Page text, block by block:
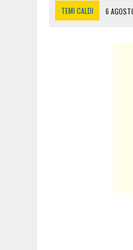
TEMI CALDI 6